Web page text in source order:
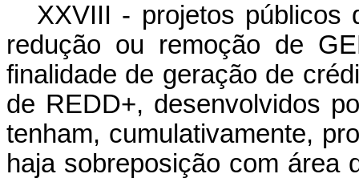
XXVIII - projetos públicos
redução ou remoção de
finalidade de geração de
de REDD+, desenvolvidos
tenham, cumulativamente,
haja sobreposição com área